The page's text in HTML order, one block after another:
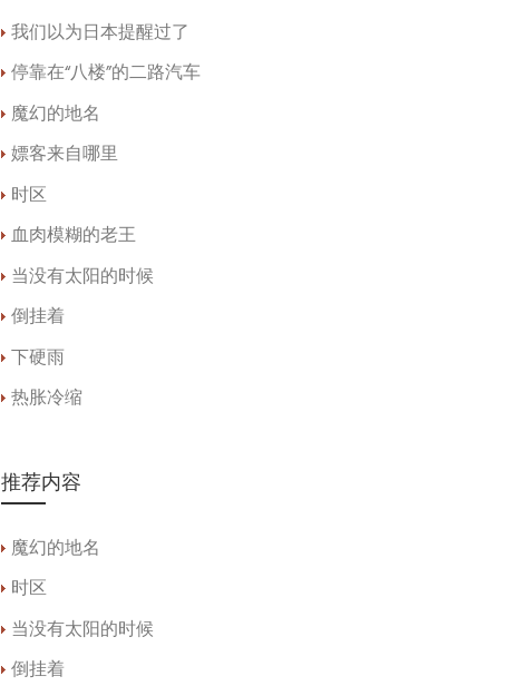
我们以为日本提醒过了
停靠在“八楼”的二路汽车
魔幻的地名
嫖客来自哪里
时区
血肉模糊的老王
当没有太阳的时候
倒挂着
下硬雨
热胀冷缩
推荐内容
魔幻的地名
时区
当没有太阳的时候
倒挂着